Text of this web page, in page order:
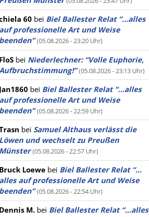
60 bei Biel Ballester Relat “…alles
professionelle Art und Weise
(05.08.2026 - 23:20 Uhr)
bei Niederlechner: “Volle Euphorie,
(05.08.2026 - 23:13 Uhr)
bei Biel Ballester Relat “…alles
professionelle Art und Weise
(05.08.2026 - 22:59 Uhr)
bei Samuel Althaus verlässt die
und wechselt zu Preußen
(05.08.2026 - 22:57 Uhr)
Loewe bei Biel Ballester Relat “…
auf professionelle Art und Weise
(05.08.2026 - 22:54 Uhr)
M. bei Biel Ballester Relat “…alles